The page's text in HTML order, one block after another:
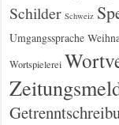
Schilder Schweiz
Umgangssprache
Wortspielerei